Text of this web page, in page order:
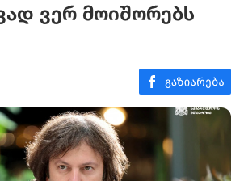
ვერ მოიშორებს